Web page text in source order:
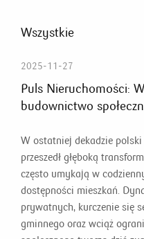
Wszystkie
2025-11-27
Puls Nieruchomości:
budownictwo
W ostatniej dekadzie
przeszedł głęboką
często umykają w
dostępności mieszkań.
prywatnych, kurczenie się
gminnego oraz wciąż